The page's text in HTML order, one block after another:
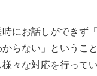
にお話しができず
らない」というこ
々な対応を行って